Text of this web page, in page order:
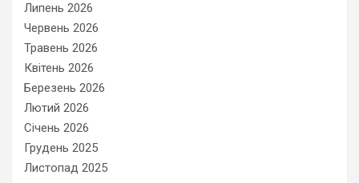
Липень 2026
Червень 2026
Травень 2026
Квітень 2026
Березень 2026
Лютий 2026
Січень 2026
Грудень 2025
Листопад 2025